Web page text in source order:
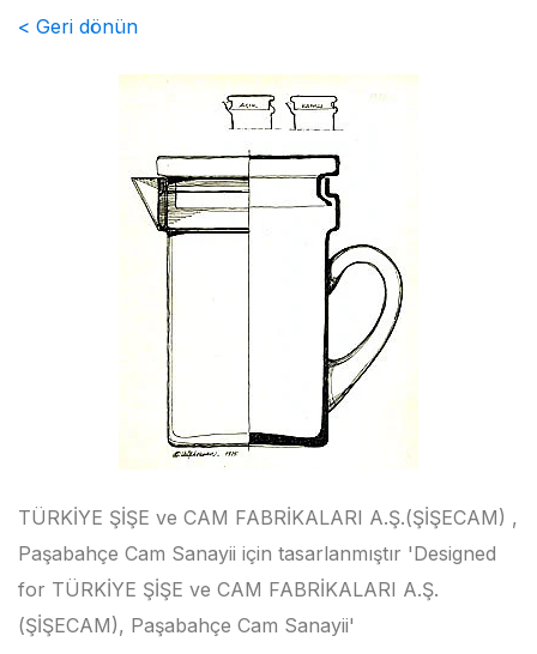
< Geri dönün
TÜRKİYE ŞİŞE ve CAM FABRİKALARI A.Ş.(ŞİŞECAM) ,
Paşabahçe Cam Sanayii için tasarlanmıştır 'Designed
for TÜRKİYE ŞİŞE ve CAM FABRİKALARI A.Ş.
(ŞİŞECAM), Paşabahçe Cam Sanayii'